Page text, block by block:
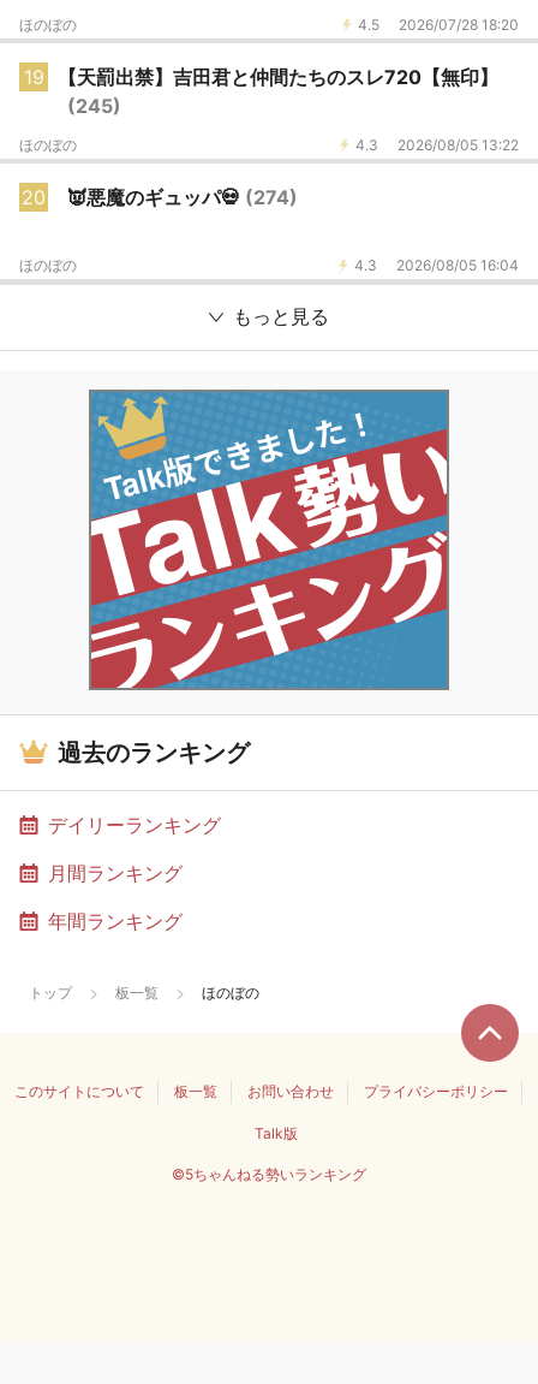
4.5 2026/07/28 18:20
ほのぼの
19
【天罰出禁】吉田君と仲間たちのスレ720【無印】
(245)
4.3 2026/08/05 13:22
ほのぼの
20 👿悪魔のギュッパ💀 (274)
4.3 2026/08/05 16:04
ほのぼの
もっと見る
過去のランキング
デイリーランキング
月間ランキング
年間ランキング
トップ 板一覧 ほのぼの
このサイトについて 板一覧 お問い合わせ プライバシーポリシー
Talk版
©5ちゃんねる勢いランキング